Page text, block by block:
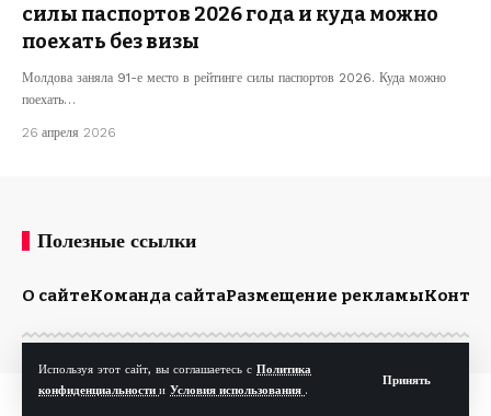
Используя этот сайт, вы соглашаетесь с Политика
конфиденциальности и Условия использования .
Принять
силы паспортов 2026 года и куда можно
поехать без визы
Молдова заняла 91-е место в рейтинге силы паспортов 2026. Куда можно
поехать…
26 апреля 2026
Полезные ссылки
О сайтеКоманда сайтаРазмещение рекламы
© Kp.md. Все права защищены.